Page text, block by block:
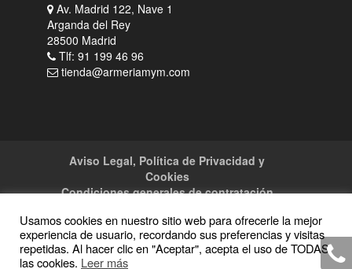
Av. Madrid 122, Nave 1
Arganda del Rey
28500 Madrid
Tlf: 91 199 46 96
tienda@armeriamym.com
Aviso Legal, Política de Privacidad y
Cookies
Condiciones generales de contratación
Usamos cookies en nuestro sitio web para ofrecerle la mejor
experiencia de usuario, recordando sus preferencias y visitas
repetidas. Al hacer clic en "Aceptar", acepta el uso de TODAS
las cookies. Leer más